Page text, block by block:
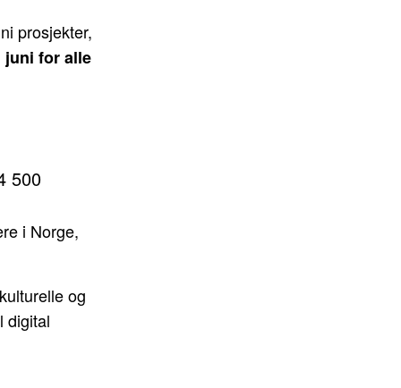
prosjekter,
juni for alle
500
i Norge,
og
digital